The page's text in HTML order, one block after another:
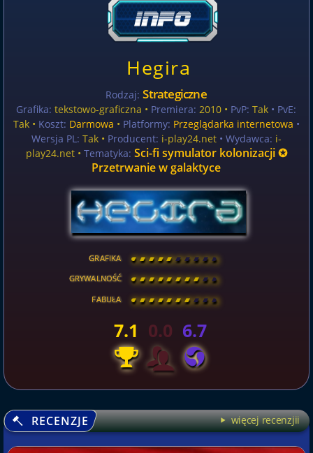
Hegira
Rodzaj: Strategiczne
Grafika: tekstowo-graficzna • Premiera: 2010 • PvP: Tak • PvE:
Tak • Koszt: Darmowa • Platformy: Przeglądarka internetowa •
Wersja PL: Tak• Producent: i-play24.net• Wydawca: i-
play24.net • Tematyka: Sci-fi symulator kolonizacji ✪
Przetrwanie w galaktyce
GRAFIKA [ \ \ \ \ \ \ \ \ ]
GRYWALNOŚĆ [ \ \ \ \ \ \ \ \ ]
FABUŁA [ \ \ \ \ \ \ \ \ ]
7.1 0.0 6.7
RECENZJE więcej recenzjii